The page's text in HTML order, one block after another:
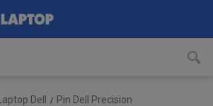
Dell
Pin Dell Precision